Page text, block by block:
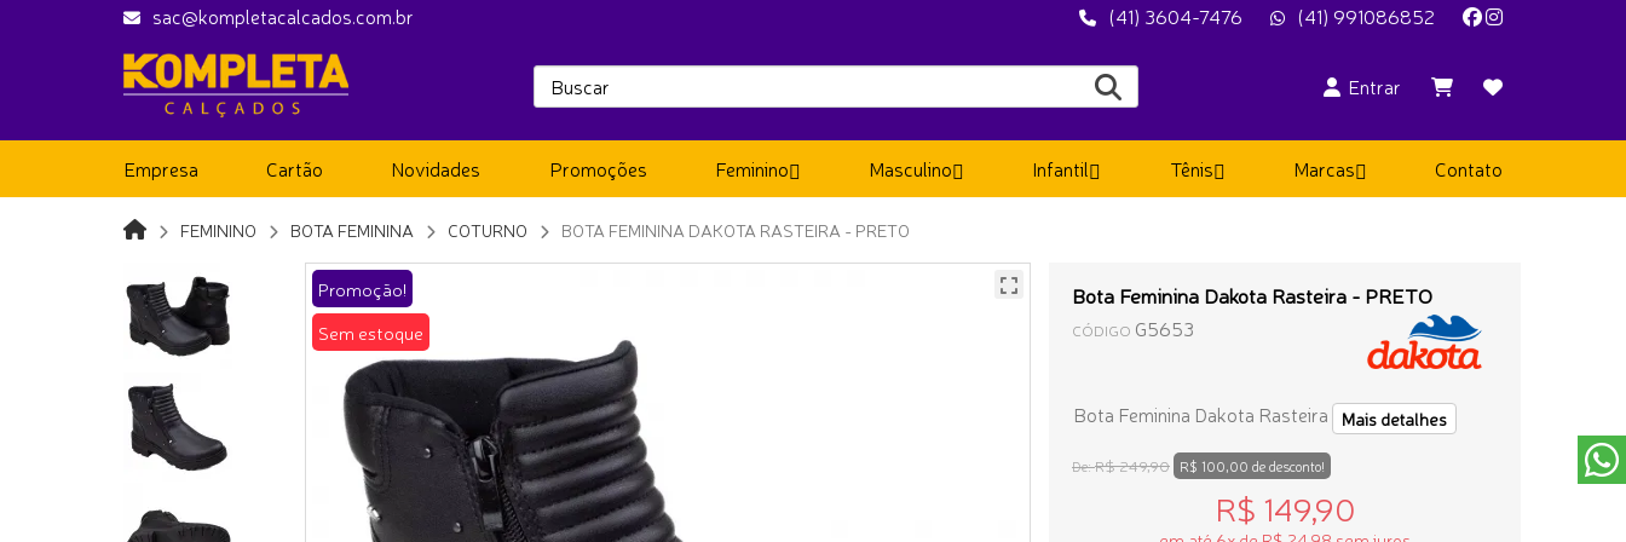
sac@kompletacalcados.com.br (41) 3604-7476 (41) 991086852
Entrar
Empresa Cartão Novidades Promoções Feminino Masculino Infantil Tênis Marcas Contato
FEMININO BOTA FEMININA COTURNO BOTA FEMININA DAKOTA RASTEIRA - PRETO
Promoção!
Sem estoque
Bota Feminina Dakota Rasteira - PRETO
CÓDIGO G5653
Bota Feminina Dakota Rasteira Mais detalhes
De:R$ 249,90 R$ 100,00 de desconto!
R$ 149,90